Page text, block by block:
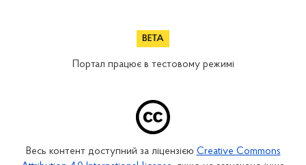
Портал працює в тестовому режимі
Весь контент доступний за ліцензією Creative Commons